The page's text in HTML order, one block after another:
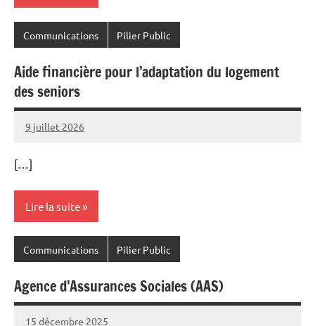
Communications Pilier Public
Aide financière pour l’adaptation du logement
des seniors
9 juillet 2026
Commune
[…]
Lire la suite
Communications Pilier Public
Agence d’Assurances Sociales (AAS)
15 décembre 2025